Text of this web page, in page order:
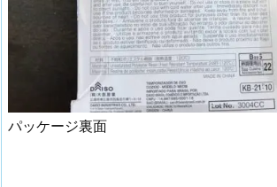
パッケージ裏面